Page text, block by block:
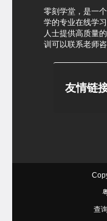
零刻学堂，是一
学的专业在线学
人士提供高质量
训可以联系老师咨
友情链
查